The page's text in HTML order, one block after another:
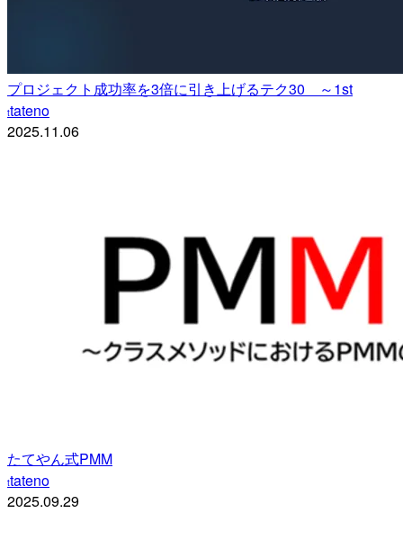
プロジェクト成功率を3倍に引き上げるテク30 ～1st
ttateno
2025.11.06
たてやん式PMM
ttateno
2025.09.29